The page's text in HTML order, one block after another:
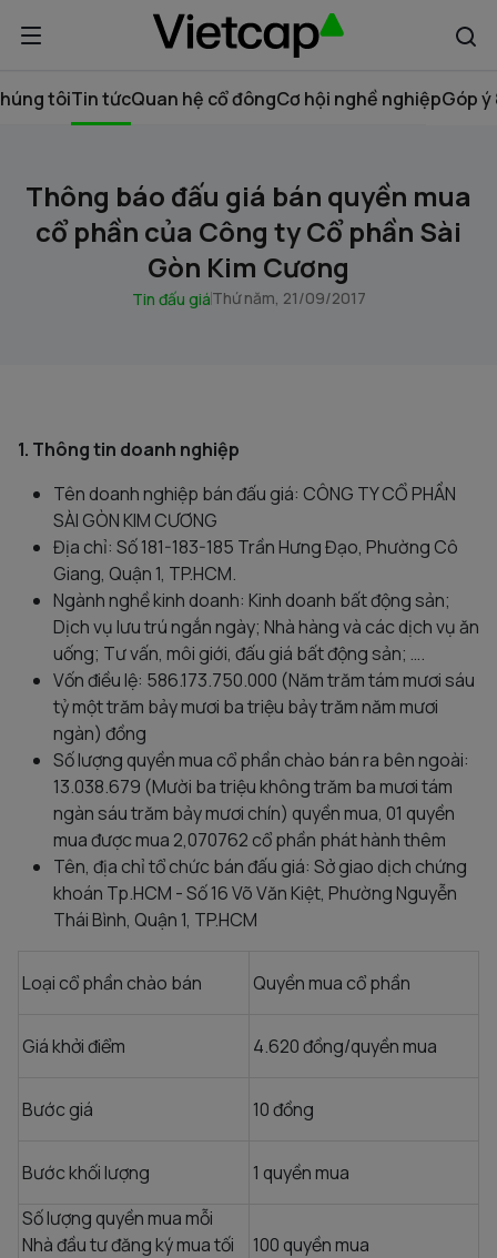
tôiTin tứcQuan hệ cổ đôngCơ hội nghề nghiệpGóp ý
Thông báo đấu giá bán quyền mua
cổ phần của Công ty Cổ phần Sài
Gòn Kim Cương
Tin đấu giáThứ năm, 21/09/2017
1. Thông tin doanh nghiệp
Tên doanh nghiệp bán đấu giá: CÔNG TY CỔ PHẦN
SÀI GÒN KIM CƯƠNG
Địa chỉ: Số 181-183-185 Trần Hưng Đạo, Phường Cô
Giang, Quận 1, TP.HCM.
Ngành nghề kinh doanh: Kinh doanh bất động sản;
Dịch vụ lưu trú ngắn ngày; Nhà hàng và các dịch vụ ăn
uống; Tư vấn, môi giới, đấu giá bất động sản; ….
Vốn điều lệ: 586.173.750.000 (Năm trăm tám mươi sáu
tỷ một trăm bảy mươi ba triệu bảy trăm năm mươi
ngàn) đồng
Số lượng quyền mua cổ phần chào bán ra bên ngoài:
13.038.679 (Mười ba triệu không trăm ba mươi tám
ngàn sáu trăm bảy mươi chín) quyền mua, 01 quyền
mua được mua 2,070762 cổ phần phát hành thêm
Tên, địa chỉ tổ chức bán đấu giá: Sở giao dịch chứng
khoán Tp.HCM - Số 16 Võ Văn Kiệt, Phường Nguyễn
Thái Bình, Quận 1, TP.HCM
Loại cổ phần chào bán Quyền mua cổ phần
Giá khởi điểm 4.620 đồng/quyền mua
Bước giá 10 đồng
Bước khối lượng
1 quyền mua
Số lượng quyền mua mỗi
Nhà đầu tư đăng ký mua tối
100 quyền mua